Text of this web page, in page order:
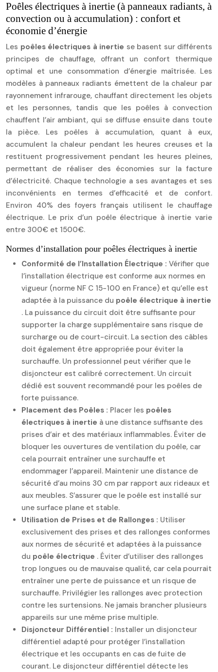
Poêles électriques à inertie (à panneaux radiants, à
convection ou à accumulation) : confort et
économie d’énergie
Les poêles électriques à inertie se basent sur différents
principes de chauffage, offrant un confort thermique
optimal et une consommation d’énergie maîtrisée. Les
modèles à panneaux radiants émettent de la chaleur par
rayonnement infrarouge, chauffant directement les objets
et les personnes, tandis que les poêles à convection
chauffent l’air ambiant, qui se diffuse ensuite dans toute
la pièce. Les poêles à accumulation, quant à eux,
accumulent la chaleur pendant les heures creuses et la
restituent progressivement pendant les heures pleines,
permettant de réaliser des économies sur la facture
d’électricité. Chaque technologie a ses avantages et ses
inconvénients en termes d’efficacité et de confort.
Environ 40% des foyers français utilisent le chauffage
électrique. Le prix d’un poêle électrique à inertie varie
entre 300€ et 1500€.
Normes d’installation pour poêles électriques à inertie
Conformité de l’Installation Électrique : Vérifier que
l’installation électrique est conforme aux normes en
vigueur (norme NF C 15-100 en France) et qu’elle est
adaptée à la puissance du poêle électrique à inertie
. La puissance du circuit doit être suffisante pour
supporter la charge supplémentaire sans risque de
surcharge ou de court-circuit. La section des câbles
doit également être appropriée pour éviter la
surchauffe. Un professionnel peut vérifier que le
disjoncteur est calibré correctement. Un circuit
dédié est souvent recommandé pour les poêles de
forte puissance.
Placement des Poêles : Placer les poêles
électriques à inertie à une distance suffisante des
prises d’air et des matériaux inflammables. Éviter de
bloquer les ouvertures de ventilation du poêle, car
cela pourrait entraîner une surchauffe et
endommager l’appareil. Maintenir une distance de
sécurité d’au moins 30 cm par rapport aux rideaux et
aux meubles. S’assurer que le poêle est installé sur
une surface plane et stable.
Utilisation de Prises et de Rallonges : Utiliser
exclusivement des prises et des rallonges conformes
aux normes de sécurité et adaptées à la puissance
du poêle électrique . Éviter d’utiliser des rallonges
trop longues ou de mauvaise qualité, car cela pourrait
entraîner une perte de puissance et un risque de
surchauffe. Privilégier les rallonges avec protection
contre les surtensions. Ne jamais brancher plusieurs
appareils sur une même prise multiple.
Disjoncteur Différentiel : Installer un disjoncteur
différentiel adapté pour protéger l’installation
électrique et les occupants en cas de fuite de
courant. Le disjoncteur différentiel détecte les